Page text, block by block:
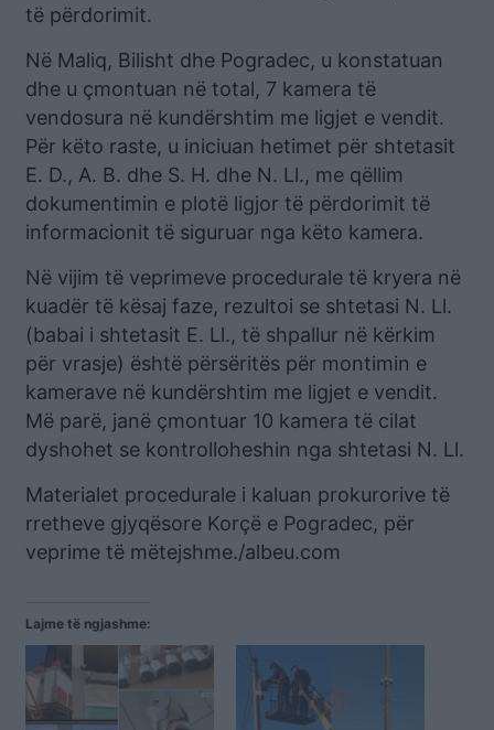
të përdorimit.
Në Maliq, Bilisht dhe Pogradec, u konstatuan
dhe u çmontuan në total, 7 kamera të
vendosura në kundërshtim me ligjet e vendit.
Për këto raste, u iniciuan hetimet për shtetasit
E. D., A. B. dhe S. H. dhe N. Ll., me qëllim
dokumentimin e plotë ligjor të përdorimit të
informacionit të siguruar nga këto kamera.
Në vijim të veprimeve procedurale të kryera në
kuadër të kësaj faze, rezultoi se shtetasi N. Ll.
(babai i shtetasit E. Ll., të shpallur në kërkim
për vrasje) është përsëritës për montimin e
kamerave në kundërshtim me ligjet e vendit.
Më parë, janë çmontuar 10 kamera të cilat
dyshohet se kontrolloheshin nga shtetasi N. Ll.
Materialet procedurale i kaluan prokurorive të
rretheve gjyqësore Korçë e Pogradec, për
veprime të mëtejshme./albeu.com
Lajme të ngjashme: